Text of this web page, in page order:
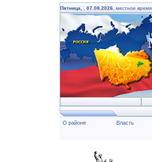
Пятница, 07.08.2026 , местное время
О районе Власть